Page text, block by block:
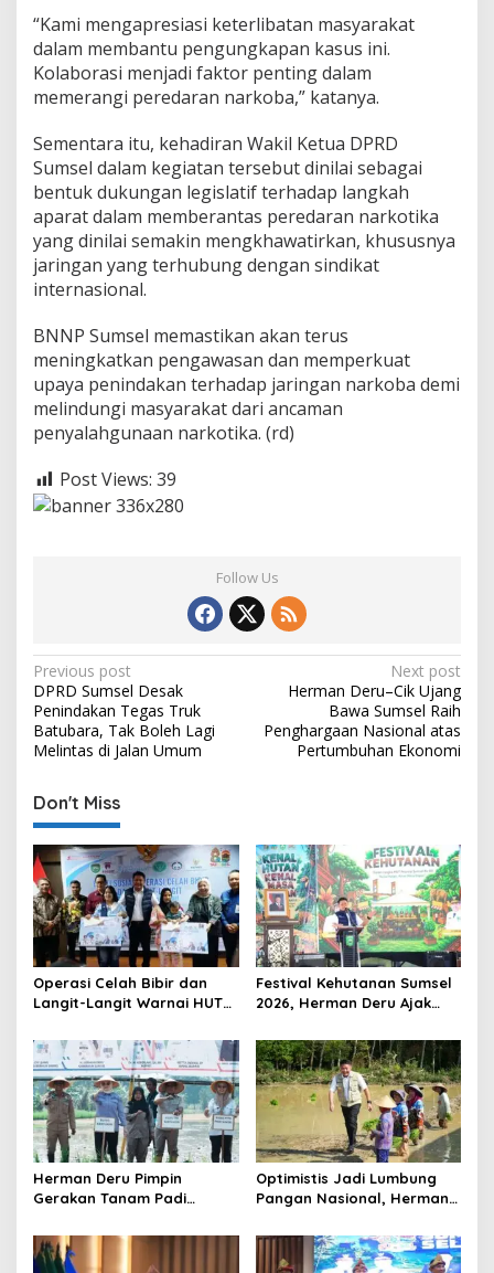
“Kami mengapresiasi keterlibatan masyarakat
dalam membantu pengungkapan kasus ini.
Kolaborasi menjadi faktor penting dalam
memerangi peredaran narkoba,” katanya.
Sementara itu, kehadiran Wakil Ketua DPRD
Sumsel dalam kegiatan tersebut dinilai sebagai
bentuk dukungan legislatif terhadap langkah
aparat dalam memberantas peredaran narkotika
yang dinilai semakin mengkhawatirkan, khususnya
jaringan yang terhubung dengan sindikat
internasional.
BNNP Sumsel memastikan akan terus
meningkatkan pengawasan dan memperkuat
upaya penindakan terhadap jaringan narkoba demi
melindungi masyarakat dari ancaman
penyalahgunaan narkotika. (rd)
Post Views: 39
Follow Us
P
o
s
n
a
v
i
g
a
t
i
o
n
Previous post
DPRD Sumsel Desak
Penindakan Tegas Truk
Batubara, Tak Boleh Lagi
Melintas di Jalan Umum
Next post
Herman Deru–Cik Ujang
Bawa Sumsel Raih
Penghargaan Nasional atas
Pertumbuhan Ekonomi
Don't Miss
Operasi Celah Bibir dan
Langit-Langit Warnai HUT
Manfaatnya Sangat Besar
Festival Kehutanan Sumsel
2026, Herman Deru Ajak
Kelestarian Hutan
Herman Deru Pimpin
Gerakan Tanam Padi
Banyuasin Bidik Produksi 1
Juta Ton
Optimistis Jadi Lumbung
Pangan Nasional, Herman
Gabah Sumsel Tembus 5
Juta Ton